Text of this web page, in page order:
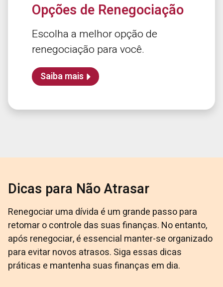
Opções de Renegociação
Escolha a melhor opção de
renegociação para você.
Saiba mais
Dicas para Não Atrasar
Renegociar uma dívida é um grande passo para
retomar o controle das suas finanças. No entanto,
após renegociar, é essencial manter-se organizado
para evitar novos atrasos. Siga essas dicas
práticas e mantenha suas finanças em dia.